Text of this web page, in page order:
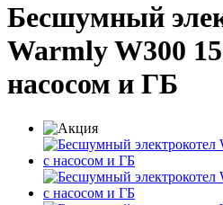
Бесшумный
Warmly W300
насосом и ГБ